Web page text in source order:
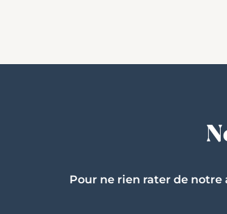
Pour ne rien rater de